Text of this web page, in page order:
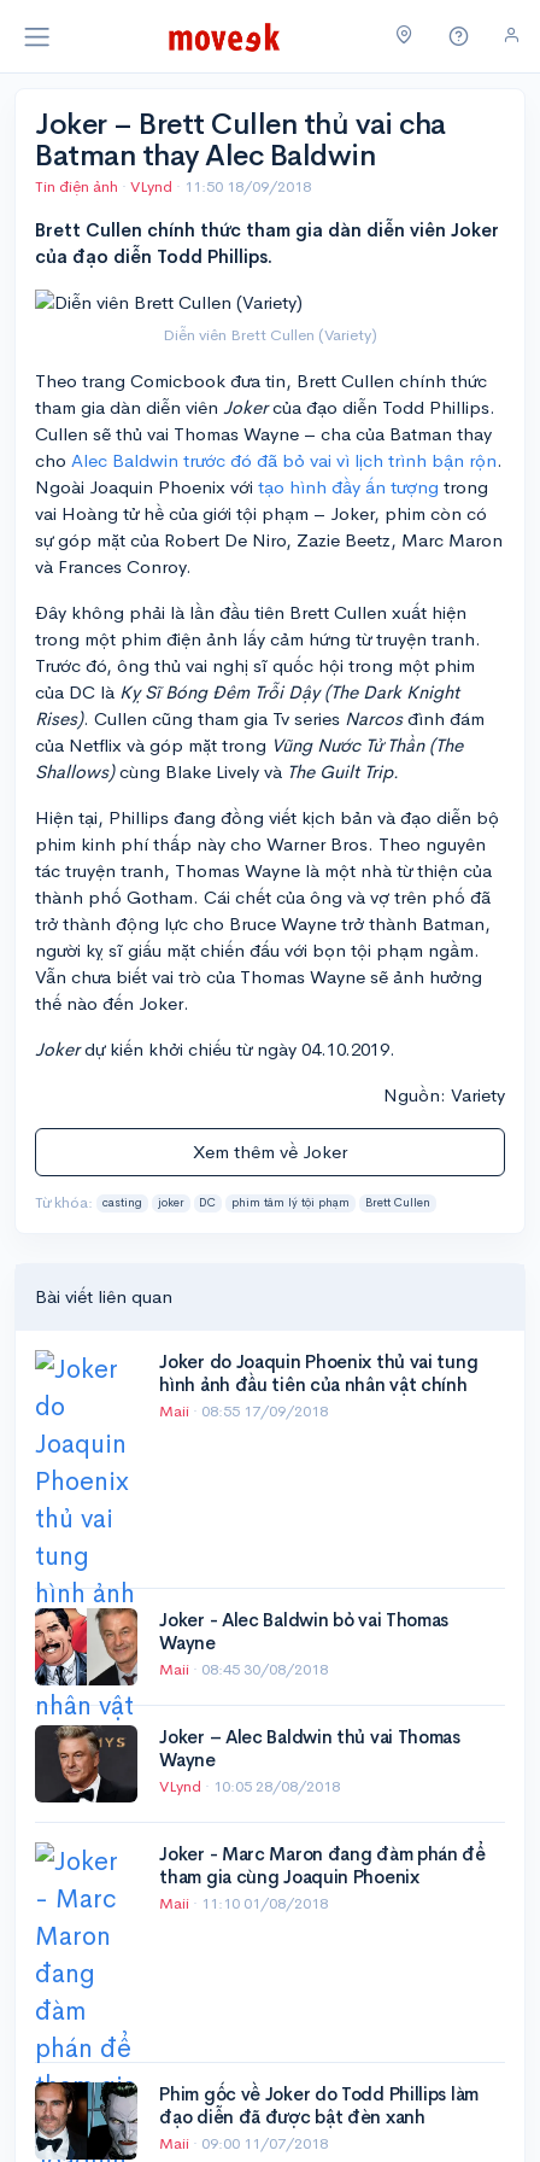
Joker – Brett Cullen thủ vai cha
Batman thay Alec Baldwin
Tin điện ảnh · VLynd · 11:50 18/09/2018
Brett Cullen chính thức tham gia dàn diễn viên Joker
của đạo diễn Todd Phillips.
Diễn viên Brett Cullen (Variety)
Theo trang Comicbook đưa tin, Brett Cullen chính thức
tham gia dàn diễn viên Jokercủa đạo diễn Todd Phillips.
Cullen sẽ thủ vai Thomas Wayne – cha của Batman thay
cho Alec Baldwin trước đó đã bỏ vai vì lịch trình bận rộn.
Ngoài Joaquin Phoenix với tạo hình đầy ấn tượng trong
vai Hoàng tử hề của giới tội phạm – Joker, phim còn có
sự góp mặt của Robert De Niro, Zazie Beetz, Marc Maron
và Frances Conroy.
Đây không phải là lần đầu tiên Brett Cullen xuất hiện
trong một phim điện ảnh lấy cảm hứng từ truyện tranh.
Trước đó, ông thủ vai nghị sĩ quốc hội trong một phim
của DC là Kỵ Sĩ Bóng Đêm Trỗi Dậy (The Dark Knight
Rises). Cullen cũng tham gia Tv series Narcosđình đám
của Netflix và góp mặt trong Vũng Nước Tử Thần (The
Shallows)cùng Blake Lively và The Guilt Trip.
Hiện tại, Phillips đang đồng viết kịch bản và đạo diễn bộ
phim kinh phí thấp này cho Warner Bros. Theo nguyên
tác truyện tranh, Thomas Wayne là một nhà từ thiện của
thành phố Gotham. Cái chết của ông và vợ trên phố đã
trở thành động lực cho Bruce Wayne trở thành Batman,
người kỵ sĩ giấu mặt chiến đấu với bọn tội phạm ngầm.
Vẫn chưa biết vai trò của Thomas Wayne sẽ ảnh hưởng
thế nào đến Joker.
Jokerdự kiến khởi chiếu từ ngày 04.10.2019.
Nguồn: Variety
Xem thêm về Joker
Từ khóa: casting joker DC phim tâm lý tội phạm Brett Cullen
Bài viết liên quan
Joker do Joaquin Phoenix thủ vai tung
hình ảnh đầu tiên của nhân vật chính
Maii · 08:55 17/09/2018
Joker - Alec Baldwin bỏ vai Thomas
Wayne
Maii · 08:45 30/08/2018
Joker – Alec Baldwin thủ vai Thomas
Wayne
VLynd · 10:05 28/08/2018
Joker - Marc Maron đang đàm phán để
tham gia cùng Joaquin Phoenix
Maii · 11:10 01/08/2018
Phim gốc về Joker do Todd Phillips làm
đạo diễn đã được bật đèn xanh
Maii · 09:00 11/07/2018